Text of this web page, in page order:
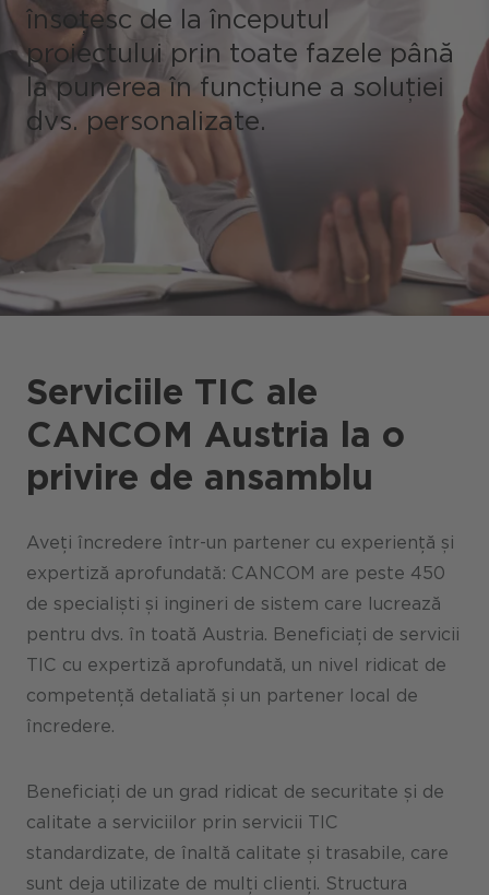
Portaluri / Magazine / Piață
Referințe
Evenimente
Blog
Podcast
Sustenabilitate CANCOM Austria
Carieră
însoțesc de la începutul
proiectului prin toate fazele până
la punerea în funcțiune a soluției
dvs. personalizate.
Serviciile TIC ale
CANCOM Austria la o
privire de ansamblu
Aveți încredere într-un partener cu experiență și
expertiză aprofundată: CANCOM are peste 450
de specialiști și ingineri de sistem care lucrează
pentru dvs. în toată Austria. Beneficiați de servicii
TIC cu expertiză aprofundată, un nivel ridicat de
competență detaliată și un partener local de
încredere.
Beneficiați de un grad ridicat de securitate și de
calitate a serviciilor prin servicii TIC
standardizate, de înaltă calitate și trasabile, care
sunt deja utilizate de mulți clienți. Structura